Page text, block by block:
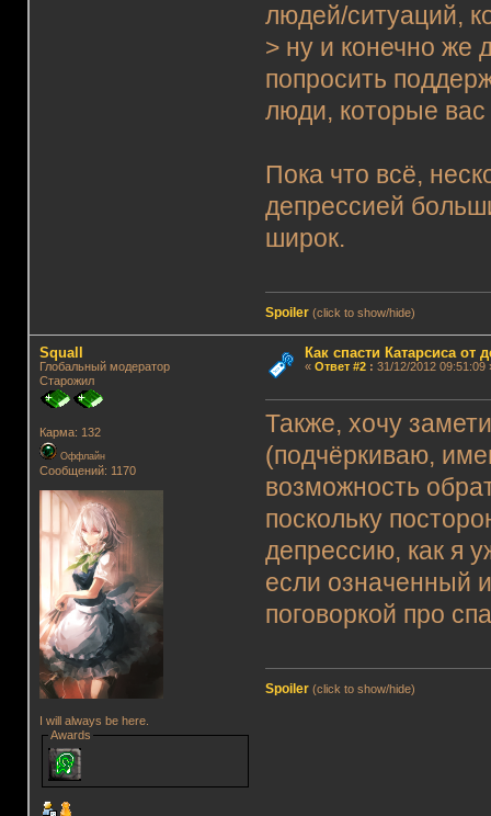
людей/ситуаций,
> ну и конечно же
попросить
люди, которые
Пока что всё,
депрессией
широк.
Spoiler (click to show/hide)
Squall
Глобальный модератор
Старожил
Карма: 132
Оффлайн
Сообщений: 1170
I will always be here.
Awards
Как спасти Катарсиса от
« Ответ #2: 31/12/2012 09:51:09
Также, хочу
(подчёркиваю,
возможность
поскольку
депрессию, как я
если означенный
поговоркой про
Spoiler (click to show/hide)